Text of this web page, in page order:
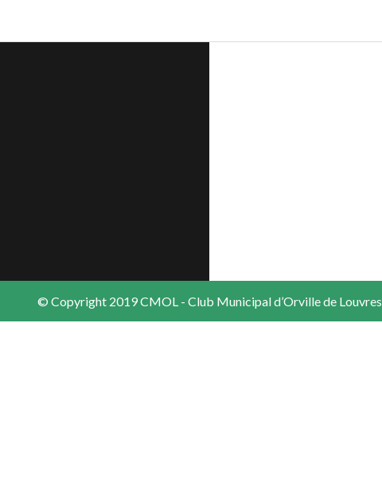
© Copyright 2019 CMOL - Club Municipal d’Orville de Louvres